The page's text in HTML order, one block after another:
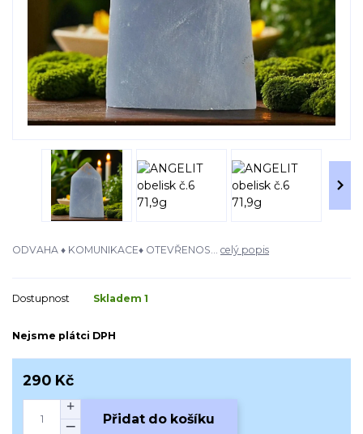
ODVAHA ♦ KOMUNIKACE♦ OTEVŘENOS... celý popis
Dostupnost Skladem 1
Nejsme plátci DPH
290 Kč
Přidat do košíku